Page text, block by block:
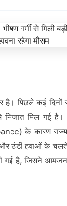
है। पिछले कई
मिल गई
के कारण
ठंडी हवाओं के
गई है, जिसने आमजन